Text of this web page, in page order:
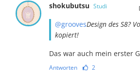
shokubutsu Studi
@groovesDesign des S8?
kopiert!
Das war auch mein erster
Antworten 2